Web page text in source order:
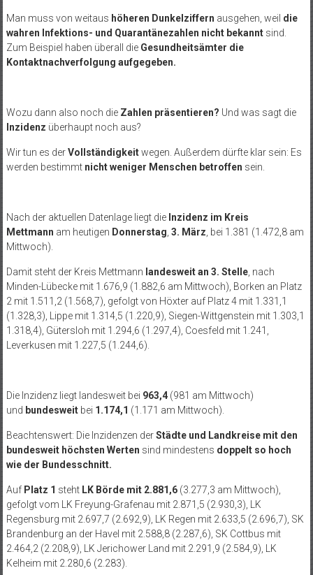
Man muss von weitaus höheren Dunkelziffern ausgehen, weil die
wahren Infektions- und Quarantänezahlen nicht bekannt sind.
Zum Beispiel haben überall die Gesundheitsämter die
Kontaktnachverfolgung aufgegeben.
Wozu dann also noch die Zahlen präsentieren? Und was sagt die
Inzidenz überhaupt noch aus?
Wir tun es derVollständigkeitwegen. Außerdem dürfte klar sein: Es
werden bestimmt nicht weniger Menschen betroffen sein.
Nach der aktuellen Datenlage liegt die Inzidenz im Kreis
Mettmann am heutigen Donnerstag, 3. März, bei 1.381 (1.472,8 am
Mittwoch).
Damit steht der Kreis Mettmann landesweit an 3. Stelle, nach
Minden-Lübecke mit 1.676,9 (1.882,6 am Mittwoch), Borken an Platz
2 mit 1.511,2 (1.568,7), gefolgt von Höxter auf Platz 4 mit 1.331,1
(1.328,3), Lippe mit 1.314,5 (1.220,9), Siegen-Wittgenstein mit 1.303,1
1.318,4), Gütersloh mit 1.294,6 (1.297,4), Coesfeld mit 1.241,
Leverkusen mit 1.227,5 (1.244,6).
Die Inzidenz liegt landesweit bei 963,4 (981 am Mittwoch)
und bundesweit bei 1.174,1 (1.171 am Mittwoch).
Beachtenswert: Die Inzidenzen derStädte und Landkreise mit den
bundesweit höchsten Werten sind mindestens doppelt so hoch
wie der Bundesschnitt.
Auf Platz 1 steht LK Börde mit 2.881,6 (3.277,3 am Mittwoch),
gefolgt vom LK Freyung-Grafenau mit 2.871,5 (2.930,3), LK
Regensburg mit 2.697,7 (2.692,9), LK Regen mit 2.633,5 (2.696,7), SK
Brandenburg an der Havel mit 2.588,8 (2.287,6), SK Cottbus mit
2.464,2 (2.208,9), LK Jerichower Land mit 2.291,9 (2.584,9), LK
Kelheim mit 2.280,6 (2.283).